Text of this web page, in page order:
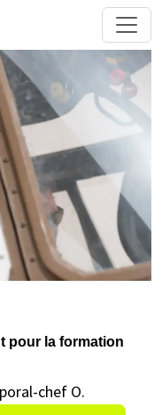
pour la formation
chef O.